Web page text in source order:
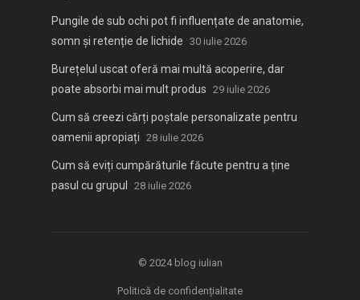
Pungile de sub ochi pot fi influențate de anatomie,
somn și retenție de lichide 30 iulie 2026
Burețelul uscat oferă mai multă acoperire, dar
poate absorbi mai mult produs 29 iulie 2026
Cum să creezi cărți poștale personalizate pentru
oamenii apropiați 28 iulie 2026
Cum să eviți cumpărăturile făcute pentru a ține
pasul cu grupul
28 iulie 2026
© 2024 blog iulian
Politică de confidențialitate